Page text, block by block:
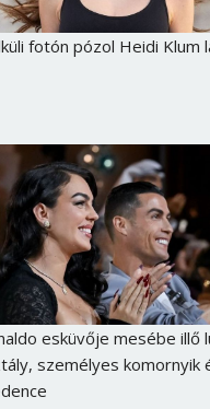
fotón pózol Heidi Klum
esküvője mesébe illő
személyes komornyik